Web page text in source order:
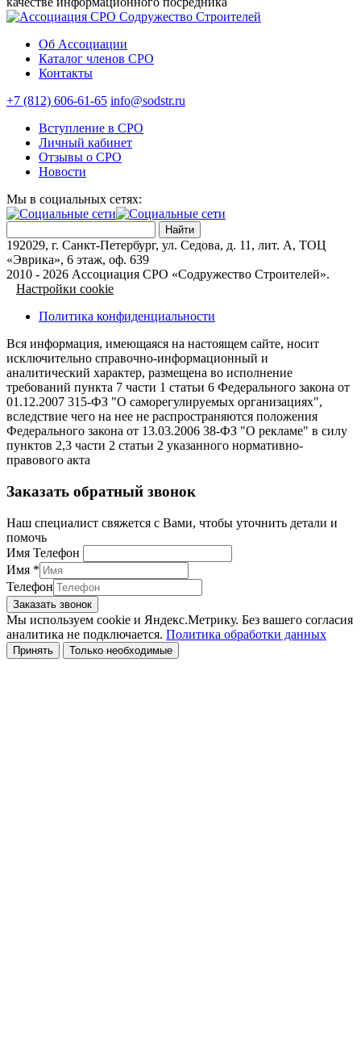
Об Ассоциации
Каталог членов СРО
Контакты
+7 (812) 606-61-65 info@sodstr.ru
Вступление в СРО
Личный кабинет
Отзывы о СРО
Новости
Мы в социальных сетях:
192029, г. Санкт-Петербург, ул. Седова, д. 11, лит. А, ТОЦ
«Эврика», 6 этаж, оф. 639
2010 - 2026 Ассоциация СРО «Содружество Строителей».
Настройки cookie
Политика конфиденциальности
Вся информация, имеющаяся на настоящем сайте, носит
исключительно справочно-информационный и
аналитический характер, размещена во исполнение
требований пункта 7 части 1 статьи 6 Федерального закона от
01.12.2007 315-ФЗ "О саморегулируемых организациях",
вследствие чего на нее не распространяются положения
Федерального закона от 13.03.2006 38-ФЗ "О рекламе" в силу
пунктов 2,3 части 2 статьи 2 указанного нормативно-
правового акта
Заказать обратный звонок
Наш специалист свяжется с Вами, чтобы уточнить детали и
помочь
Имя Телефон
Имя *
Телефон
Заказать звонок
Мы используем cookie и Яндекс.Метрику. Без вашего согласия
аналитика не подключается. Политика обработки данных
Принять Только необходимые